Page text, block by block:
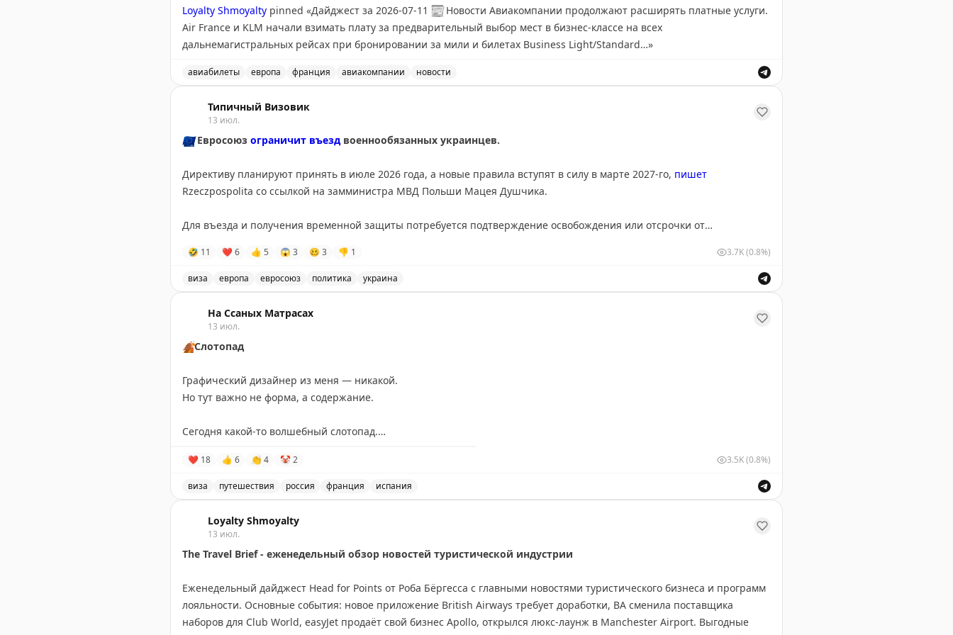
Loyalty Shmoyalty pinned «Дайджест за 2026-07-11 📰Новости Авиакомпании продолжают расширять платные услуги.
Air France и KLM начали взимать плату за предварительный выбор мест в бизнес-классе на всех
дальнемагистральных рейсах при бронировании за мили и билетах Business Light/Standard…»
авиабилеты европа франция авиакомпании новости
Типичный Визовик
13 июл.
🇪🇺Евросоюз ограничит въездвоеннообязанных украинцев.
Директиву планируют принять в июле 2026 года, а новые правила вступят в силу в марте 2027-го, пишет
Rzeczpospolita со ссылкой на замминистра МВД Польши Мацея Душчика.
Для въезда и получения временной защиты потребуется подтверждение освобождения или отсрочки от
@tipical_vizovik
🤣 11 ❤ 6 👍 5 😱 3 🥴 3 👎 1 3.7K(0.8%)
виза европа евросоюз политика украина
На Ссаных Матрасах
13 июл.
🍂Слотопад
Графический дизайнер из меня — никакой.
Но тут важно не форма, а содержание.
Сегодня какой-то волшебный слотопад.
Испания — 17 июля,
Франция — 23 июля,
Великобритания — 14 августа.
Пошёл дальше разгребать этот слотопад.
Вопросы, запросы, записи — всё сюда:
Stay tuned!
Подписаться на Матрассы
❤ 18 👍 6 👏 4 🤡2 3.5K(0.8%)
виза путешествия россия франция испания
Loyalty Shmoyalty
13 июл.
The Travel Brief - еженедельный обзор новостей туристической индустрии
Еженедельный дайджест Head for Points от Роба Бёргесса с главными новостями туристического бизнеса и программ
лояльности. Основные события: новое приложение British Airways требует доработки, BA сменила поставщика
наборов для Club World, easyJet продаёт свой бизнес Apollo, открылся люкс-лаунж в Manchester Airport. Выгодные